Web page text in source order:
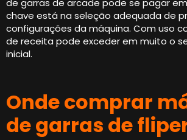
de garras de arcade pode se pagar
chave está na seleção adequada de
configurações da máquina. Com uso
de receita pode exceder em muito o
inicial.
Onde comprar
de garras de